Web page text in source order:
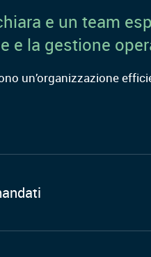
e un team
e la gestione
un’organizzazione